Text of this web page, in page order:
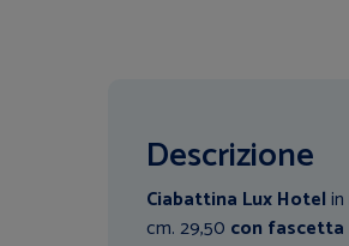
Descrizione
Ciabattina Lux Hotel
cm. 29,50 con fascetta